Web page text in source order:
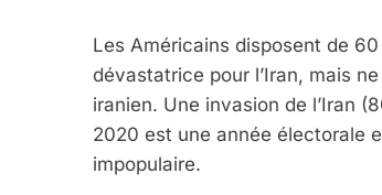
Les Américains disposent de
dévastatrice pour l’Iran, mais
iranien. Une invasion de l’Iran
2020 est une année électorale
impopulaire.